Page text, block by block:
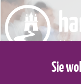
Skip
content
Sie